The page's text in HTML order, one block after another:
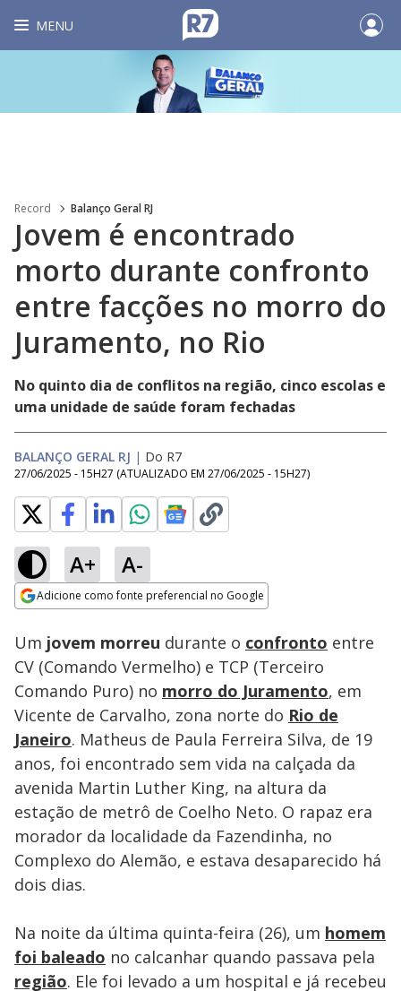
MENU
Record Balanço Geral RJ
Jovem é encontrado
morto durante confronto
entre facções no morro do
Juramento, no Rio
No quinto dia de conflitos na região, cinco escolas e
uma unidade de saúde foram fechadas
BALANÇO GERAL RJ | Do R7
27/06/2025 - 15H27 (ATUALIZADO EM 27/06/2025 - 15H27)
A+ A-
Adicione como fonte preferencial no Google
Ativar
Loaded:
43.41%
Um jovem morreu durante o confronto entre
CV (Comando Vermelho) e TCP (Terceiro
Comando Puro) no morro do Juramento, em
Vicente de Carvalho, zona norte do Rio de
Janeiro. Matheus de Paula Ferreira Silva, de 19
anos, foi encontrado sem vida na calçada da
avenida Martin Luther King, na altura da
estação de metrô de Coelho Neto. O rapaz era
morador da localidade da Fazendinha, no
Complexo do Alemão, e estava desaparecido há
dois dias.
Na noite da última quinta-feira (26), um homem
foi baleado no calcanhar quando passava pela
região. Ele foi levado a um hospital e já recebeu